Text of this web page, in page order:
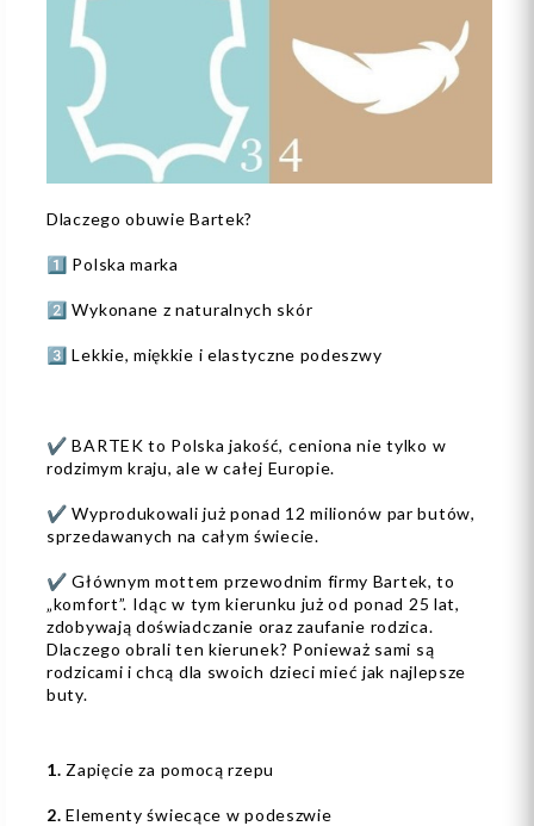
Dlaczego obuwie Bartek?
1️⃣ Polska marka
2️⃣ Wykonane z naturalnych skór
3️⃣ Lekkie, miękkie i elastyczne podeszwy
✔️ BARTEK to Polska jakość, ceniona nie tylko w
rodzimym kraju, ale w całej Europie.
✔️ Wyprodukowali już ponad 12 milionów par butów,
sprzedawanych na całym świecie.
✔️ Głównym mottem przewodnim firmy Bartek, to
„komfort”. Idąc w tym kierunku już od ponad 25 lat,
zdobywają doświadczanie oraz zaufanie rodzica.
Dlaczego obrali ten kierunek? Ponieważ sami są
rodzicami i chcą dla swoich dzieci mieć jak najlepsze
buty.
1. Zapięcie za pomocą rzepu
2.Elementy świecące w podeszwie